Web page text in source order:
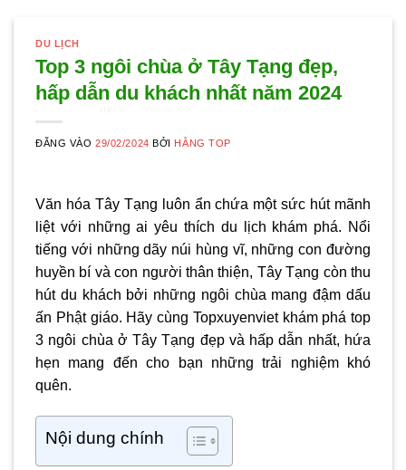
DU LỊCH
Top 3 ngôi chùa ở Tây Tạng đẹp,
hấp dẫn du khách nhất năm 2024
ĐĂNG VÀO29/02/2024 BỞI HẰNG TOP
Văn hóa Tây Tạng luôn ẩn chứa một sức hút mãnh
liệt với những ai yêu thích du lịch khám phá. Nổi
tiếng với những dãy núi hùng vĩ, những con đường
huyền bí và con người thân thiện, Tây Tạng còn thu
hút du khách bởi những ngôi chùa mang đậm dấu
ấn Phật giáo. Hãy cùng Topxuyenviet khám phá top
3 ngôi chùa ở Tây Tạng đẹp và hấp dẫn nhất, hứa
hẹn mang đến cho bạn những trải nghiệm khó
quên.
Nội dung chính